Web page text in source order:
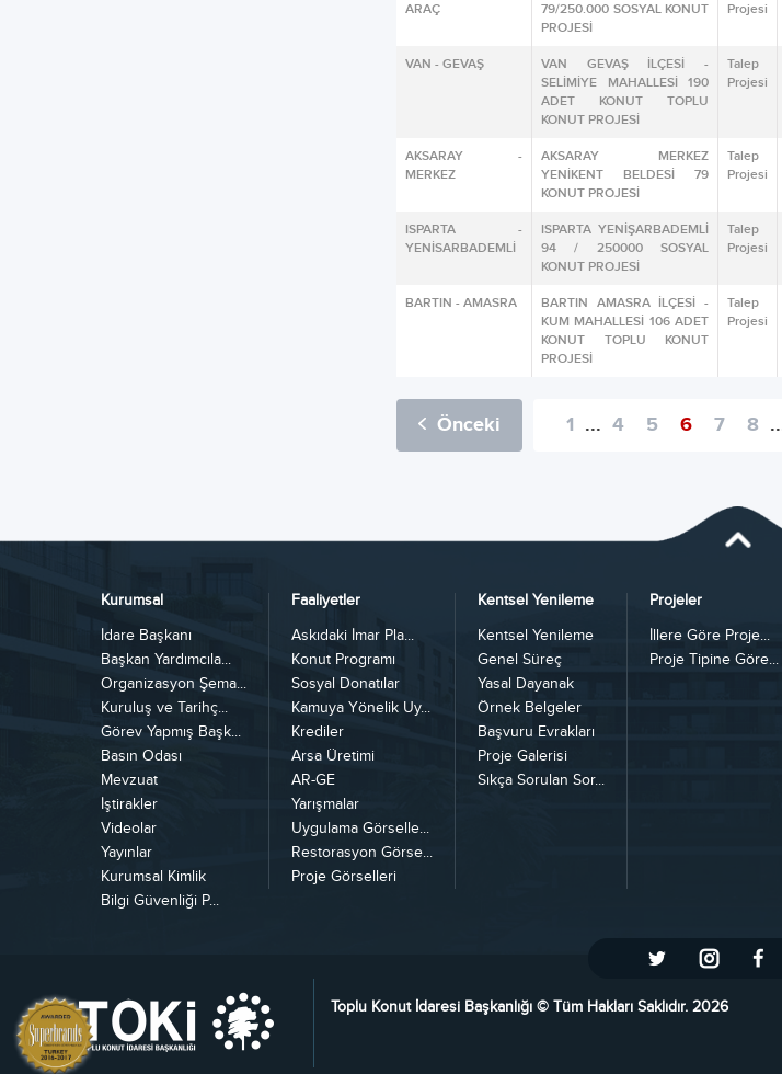
ARAÇ
79/250.000 SOSYAL KONUT
PROJESİ
Projesi
VAN - GEVAŞ
VAN GEVAŞ İLÇESİ -
SELİMİYE MAHALLESİ 190
ADET KONUT TOPLU
KONUT PROJESİ
Talep
Projesi
AKSARAY -
MERKEZ
AKSARAY MERKEZ
YENİKENT BELDESİ 79
KONUT PROJESİ
Talep
Projesi
ISPARTA -
YENİSARBADEMLİ
ISPARTA YENİŞARBADEMLİ
94 / 250000 SOSYAL
KONUT PROJESİ
Talep
Projesi
BARTIN - AMASRA
BARTIN AMASRA İLÇESİ -
KUM MAHALLESİ 106 ADET
KONUT TOPLU KONUT
PROJESİ
Talep
Projesi
Önceki 1 ... 4 5 6 7 8
Kurumsal
İdare Başkanı
Başkan Yardımcıla...
Organizasyon Şema...
Kuruluş ve Tarihç...
Görev Yapmış Başk...
Basın Odası
Mevzuat
İştirakler
Videolar
Yayınlar
Kurumsal Kimlik
Bilgi Güvenliği P...
Faaliyetler
Askıdaki İmar Pla...
Konut Programı
Sosyal Donatılar
Kamuya Yönelik Uy...
Krediler
Arsa Üretimi
AR-GE
Yarışmalar
Uygulama Görselle...
Restorasyon Görse...
Proje Görselleri
Kentsel Yenileme
Kentsel Yenileme
Genel Süreç
Yasal Dayanak
Örnek Belgeler
Başvuru Evrakları
Proje Galerisi
Sıkça Sorulan Sor...
Projeler
İllere Göre Proje...
Proje Tipine Göre...
Toplu Konut İdaresi Başkanlığı © Tüm Hakları Saklıdır. 2026